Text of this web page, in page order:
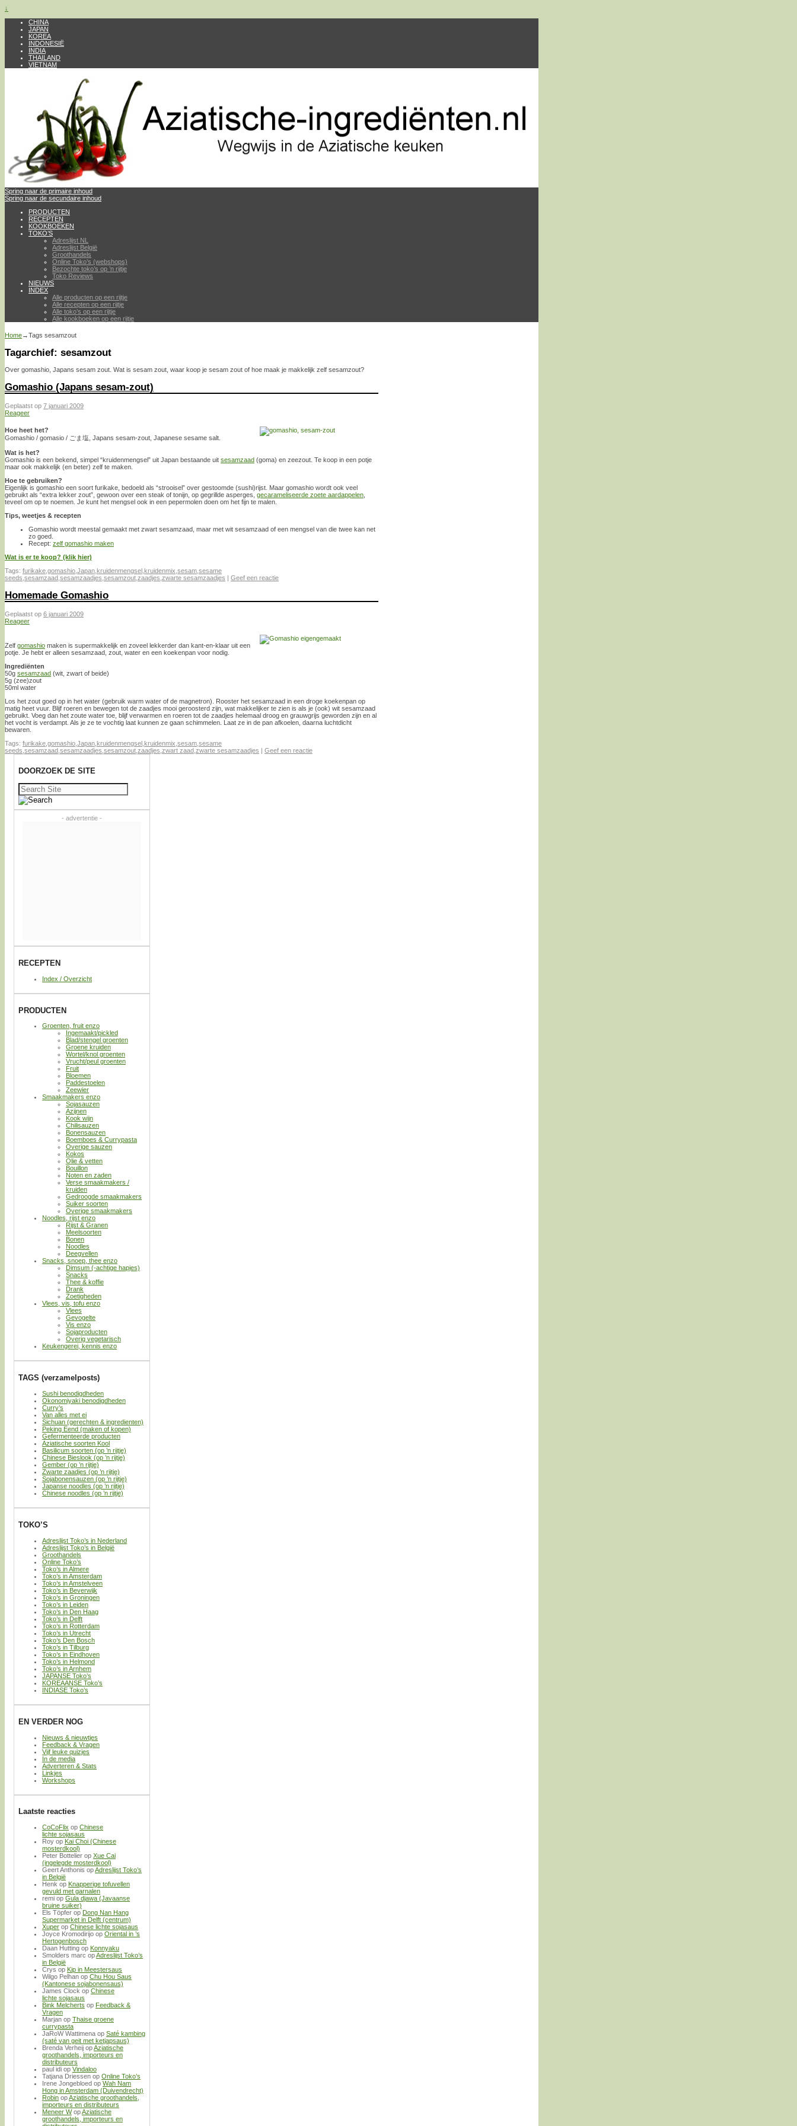
↓
CHINA
JAPAN
KOREA
INDONESIË
INDIA
THAILAND
VIETNAM
Spring naar de primaire inhoud
Spring naar de secundaire inhoud
PRODUCTEN
RECEPTEN
KOOKBOEKEN
TOKO’S
Adreslijst NL
Adreslijst België
Groothandels
Online Toko’s (webshops)
Bezochte toko’s op ’n rijtje
Toko Reviews
NIEUWS
INDEX
Alle producten op een rijtje
Alle recepten op een rijtje
Alle toko’s op een rijtje
Alle kookboeken op een rijtje
Home→Tags sesamzout
Tagarchief: sesamzout
Over gomashio, Japans sesam zout. Wat is sesam zout, waar koop je sesam zout of hoe maak je makkelijk zelf sesamzout?
Gomashio (Japans sesam-zout)
Geplaatst op 7 januari 2009
Reageer
Hoe heet het?
Gomashio / gomasio / ごま塩, Japans sesam-zout, Japanese sesame salt.
Wat is het?
Gomashio is een bekend, simpel “kruidenmengsel” uit Japan bestaande uit sesamzaad (goma) en zeezout. Te koop in een potje
maar ook makkelijk (en beter) zelf te maken.
Hoe te gebruiken?
Eigenlijk is gomashio een soort furikake, bedoeld als “strooisel” over gestoomde (sushi)rijst. Maar gomashio wordt ook veel
gebruikt als “extra lekker zout”, gewoon over een steak of tonijn, op gegrillde asperges, gecarameliseerde zoete aardappelen
teveel om op te noemen. Je kunt het mengsel ook in een pepermolen doen om het fijn te malen.
Tips, weetjes & recepten
Gomashio wordt meestal gemaakt met zwart sesamzaad, maar met wit sesamzaad of een mengsel van die twee kan net
zo goed.
Recept: zelf gomashio maken
Wat is er te koop? (klik hier)
Tags: furikake gomashio Japan kruidenmengsel kruidenmix sesam sesame
seeds sesamzaad sesamzaadjes sesamzout zaadjes zwarte sesamzaadjes Geef een reactie
Homemade Gomashio
Geplaatst op 6 januari 2009
Reageer
Zelf gomashio maken is supermakkelijk en zoveel lekkerder dan kant-en-klaar uit een
potje. Je hebt er alleen sesamzaad, zout, water en een koekenpan voor nodig.
Ingrediënten
50g sesamzaad (wit, zwart of beide)
5g (zee)zout
50ml water
Los het zout goed op in het water (gebruik warm water of de magnetron). Rooster het sesamzaad in een droge koekenpan op
matig heet vuur. Blijf roeren en bewegen tot de zaadjes mooi geroosterd zijn, wat makkelijker te zien is als je (ook) wit sesamzaad
gebruikt. Voeg dan het zoute water toe, blijf verwarmen en roeren tot de zaadjes helemaal droog en grauwgrijs geworden zijn en al
het vocht is verdampt. Als je ze te vochtig laat kunnen ze gaan schimmelen. Laat ze in de pan afkoelen, daarna luchtdicht
bewaren.
Tags: furikake gomashio Japan kruidenmengsel kruidenmix sesam sesame
seeds sesamzaad sesamzaadjes sesamzout zaadjes zwart zaad zwarte sesamzaadjes Geef een reactie
DOORZOEK DE SITE
Zoeken
naar:
- advertentie -
RECEPTEN
Index / Overzicht
PRODUCTEN
Groenten, fruit enzo
Ingemaakt/pickled
Blad/stengel groenten
Groene kruiden
Wortel/knol groenten
Vrucht/peul groenten
Fruit
Bloemen
Paddestoelen
Zeewier
Smaakmakers enzo
Sojasauzen
Azijnen
Kook wijn
Chilisauzen
Bonensauzen
Boemboes & Currypasta
Overige sauzen
Kokos
Olie & vetten
Bouillon
Noten en zaden
Verse smaakmakers /
kruiden
Gedroogde smaakmakers
Suiker soorten
Overige smaakmakers
Noodles, rijst enzo
Rijst & Granen
Meelsoorten
Bonen
Noodles
Deegvellen
Snacks, snoep, thee enzo
Dimsum (-achtige hapjes)
Snacks
Thee & koffie
Drank
Zoetigheden
Vlees, vis, tofu enzo
Vlees
Gevogelte
Vis enzo
Sojaproducten
Overig vegetarisch
Keukengerei, kennis enzo
TAGS (verzamelposts)
Sushi benodigdheden
Okonomiyaki benodigdheden
Curry’s
Van alles met ei
Sichuan (gerechten & ingredienten)
Peking Eend (maken of kopen)
Gefermenteerde producten
Aziatische soorten Kool
Basilicum soorten (op ’n rijtje)
Chinese Bieslook (op ’n rijtje)
Gember (op ’n rijtje)
Zwarte zaadjes (op ’n rijtje)
Sojabonensauzen (op ’n rijtje)
Japanse noodles (op ’n rijtje)
Chinese noodles (op ’n rijtje)
TOKO’S
Adreslijst Toko’s in Nederland
Adreslijst Toko’s in België
Groothandels
Online Toko’s
Toko’s in Almere
Toko’s in Amsterdam
Toko’s in Amstelveen
Toko’s in Beverwijk
Toko’s in Groningen
Toko’s in Leiden
Toko’s in Den Haag
Toko’s in Delft
Toko’s in Rotterdam
Toko’s in Utrecht
Toko’s Den Bosch
Toko’s in Tilburg
Toko’s in Eindhoven
Toko’s in Helmond
Toko’s in Arnhem
JAPANSE Toko’s
KOREAANSE Toko’s
INDIASE Toko’s
EN VERDER NOG
Nieuws & nieuwtjes
Feedback & Vragen
Vijf leuke quizjes
In de media
Adverteren & Stats
Linkjes
Workshops
Laatste reacties
CoCoFlix op Chinese
lichte sojasaus
Roy op Kai Choi (Chinese
mosterdkool)
Peter Bottelier op Xue Cai
(ingelegde mosterdkool)
Geert Anthonis opAdreslijst Toko’s
in België
Henk op Knapperige tofuvellen
gevuld met garnalen
remi op Gula djawa (Javaanse
bruine suiker)
Els Töpfer op Dong Nan Hang
Supermarket in Delft (centrum)
Xuper op Chinese lichte sojasaus
Joyce Kromodirijo op Oriental in ’s
Hertogenbosch
Daan Hutting op Konnyaku
Smolders marc opAdreslijst Toko’s
in België
Crys op Kip in Meestersaus
Wilgo Pelhan op Chu Hou Saus
(Kantonese sojabonensaus)
James Clock op Chinese
lichte sojasaus
Bink Melcherts op Feedback &
Vragen
Marjan op Thaise groene
currypasta
JaRoW Wattimena op Saté kambing
(saté van geit met ketjapsaus)
Brenda Verheij opAziatische
groothandels, importeurs en
distributeurs
paul idi op Vindaloo
Tatjana Driessen op Online Toko’s
Irene Jongebloed op Wah Nam
Hong in Amsterdam (Duivendrecht)
Robin opAziatische groothandels,
importeurs en distributeurs
Meneer WopAziatische
groothandels, importeurs en